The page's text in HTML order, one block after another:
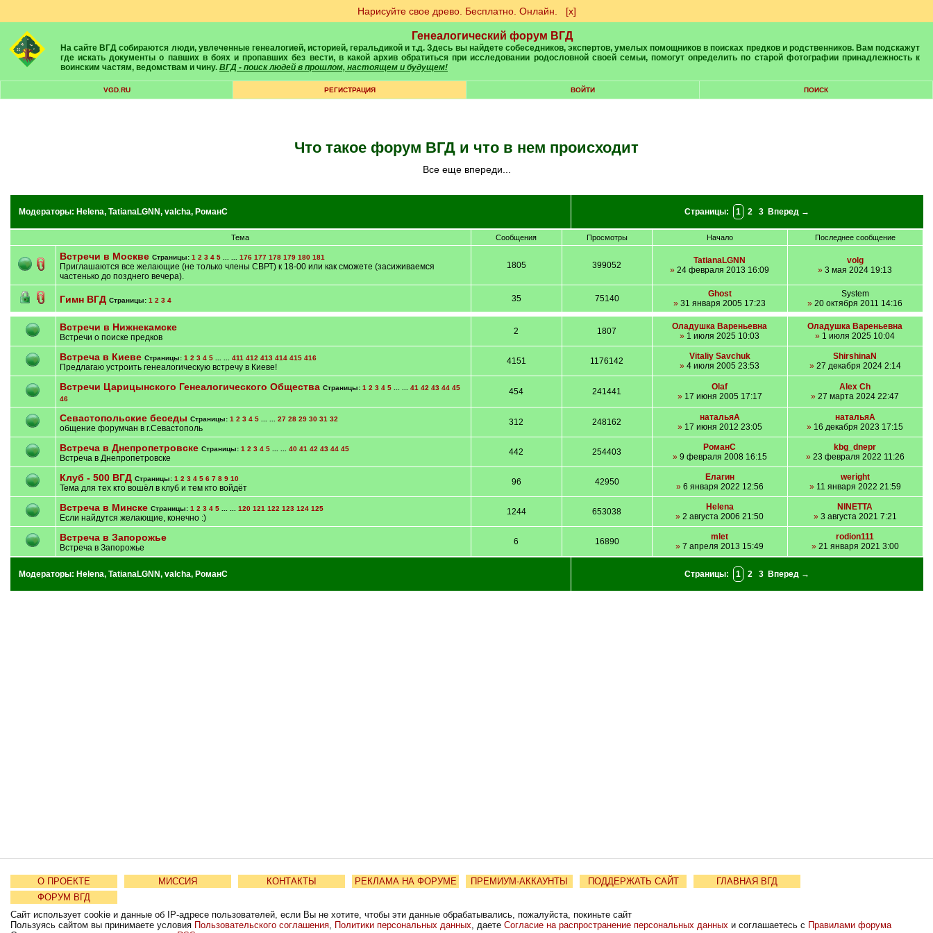
Нарисуйте свое древо. Бесплатно. Онлайн. [х]
Генеалогический форум ВГД
На сайте ВГД собираются люди, увлеченные генеалогией, историей, геральдикой и т.д. Здесь вы найдете собеседников, экспертов, умелых помощников в поисках предков и родственников. Вам подскажут
где искать документы о павших в боях и пропавших без вести, в какой архив обратиться при исследовании родословной своей семьи, помогут определить по старой фотографии принадлежность к
воинским частям, ведомствам и чину. ВГД - поиск людей в прошлом, настоящем и будущем!
VGD.RU РЕГИСТРАЦИЯ ВОЙТИ ПОИСК
Что такое форум ВГД и что в нем происходит
Все еще впереди...
Модераторы: Helena, TatianaLGNN, valcha, РоманС Страницы: 1 2 3 Вперед →
Тема Сообщения Просмотры Начало Последнее сообщение
Встречи в Москве Страницы: 1 2 3 4 5... ... 176 177 178 179 180 181
Приглашаются все желающие (не только члены СВРТ) к 18-00 или как сможете (засиживаемся
частенько до позднего вечера).
1805 399052
TatianaLGNN
» 24 февраля 2013 16:09
volg
» 3 мая 2024 19:13
Гимн ВГД Страницы: 1 2 3 4 35 75140
Ghost
» 31 января 2005 17:23
System
» 20 октября 2011 14:16
Встречи в Нижнекамске
Встречи о поиске предков
2 1807
Оладушка Вареньевна
» 1 июля 2025 10:03
Оладушка Вареньевна
» 1 июля 2025 10:04
Встреча в Киеве Страницы: 1 2 3 4 5... ... 411 412 413 414 415 416
Предлагаю устроить генеалогическую встречу в Киеве!
4151 1176142
Vitaliy Savchuk
» 4 июля 2005 23:53
ShirshinaN
»27 декабря 2024 2:14
Встречи Царицынского Генеалогического Общества Страницы: 1 2 3 4 5... ... 41 42 43 44 45
46
454 241441
Olaf
»17 июня 2005 17:17
Alex Ch
» 27 марта 2024 22:47
Севастопольские беседы Страницы: 1 2 3 4 5... ... 27 28 29 30 31 32
общение форумчан в г.Севастополь
312 248162
натальяА
»17 июня 2012 23:05
натальяА
» 16 декабря 2023 17:15
Встреча в Днепропетровске Страницы: 1 2 3 4 5... ... 40 41 42 43 44 45
Встреча в Днепропетровске
442 254403
РоманС
»9 февраля 2008 16:15
kbg_dnepr
»23 февраля 2022 11:26
Клуб - 500 ВГД Страницы: 1 2 3 4 5 6 7 8 9 10
Тема для тех кто вошёл в клуб и тем кто войдёт
96 42950
Елагин
»6 января 2022 12:56
weright
»11 января 2022 21:59
Встреча в Минске Страницы: 1 2 3 4 5... ... 120 121 122 123 124 125
Если найдутся желающие, конечно :)
1244 653038
Helena
» 2 августа 2006 21:50
NINETTA
»3 августа 2021 7:21
Встреча в Запорожье
Встреча в Запорожье
6 16890
mlet
» 7 апреля 2013 15:49
rodion111
»21 января 2021 3:00
Модераторы: Helena, TatianaLGNN, valcha, РоманС Страницы: 1 2 3 Вперед →
О ПРОЕКТЕ МИССИЯ КОНТАКТЫ РЕКЛАМА НА ФОРУМЕ ПРЕМИУМ-АККАУНТЫ ПОДДЕРЖАТЬ САЙТ
ГЛАВНАЯ ВГД
ФОРУМ ВГД
Сайт использует cookie и данные об IP-адресе пользователей, если Вы не хотите, чтобы эти данные обрабатывались, пожалуйста, покиньте сайт
Пользуясь сайтом вы принимаете условия Пользовательского соглашения, Политики персональных данных, даете Согласие на распространение персональных данных и соглашаетесь с Правилами форума